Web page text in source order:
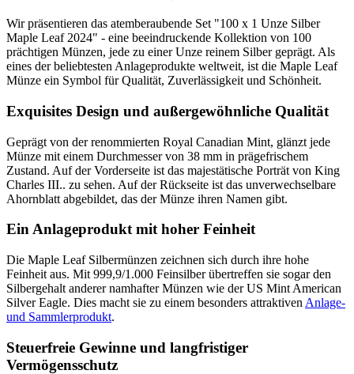
Wir präsentieren das atemberaubende Set "100 x 1 Unze Silber
Maple Leaf 2024" - eine beeindruckende Kollektion von 100
prächtigen Münzen, jede zu einer Unze reinem Silber geprägt. Als
eines der beliebtesten Anlageprodukte weltweit, ist die Maple Leaf
Münze ein Symbol für Qualität, Zuverlässigkeit und Schönheit.
Exquisites Design und außergewöhnliche Qualität
Geprägt von der renommierten Royal Canadian Mint, glänzt jede
Münze mit einem Durchmesser von 38 mm in prägefrischem
Zustand. Auf der Vorderseite ist das majestätische Porträt von King
Charles III.. zu sehen. Auf der Rückseite ist das unverwechselbare
Ahornblatt abgebildet, das der Münze ihren Namen gibt.
Ein Anlageprodukt mit hoher Feinheit
Die Maple Leaf Silbermünzen zeichnen sich durch ihre hohe
Feinheit aus. Mit 999,9/1.000 Feinsilber übertreffen sie sogar den
Silbergehalt anderer namhafter Münzen wie der US Mint American
Silver Eagle. Dies macht sie zu einem besonders attraktiven Anlage-
und Sammlerprodukt.
Steuerfreie Gewinne und langfristiger
Vermögensschutz